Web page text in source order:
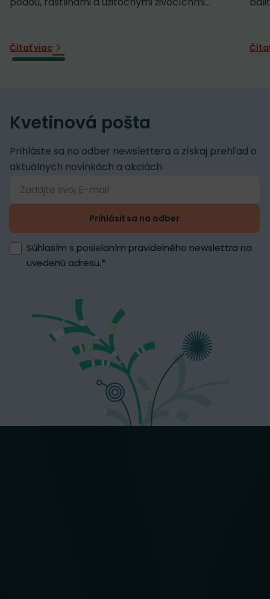
Čítať viac
Kvetinová pošta
Prihláste sa na odber newslettera a získaj prehľad o
aktuálnych novinkách a akciách.
Prihlásiť sa na odber
Súhlasím s posielaním pravidelného newslettra na
uvedenú adresu.*